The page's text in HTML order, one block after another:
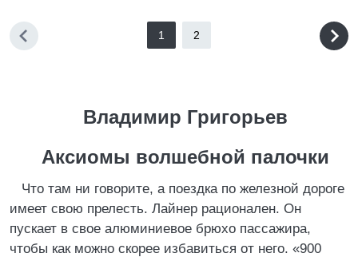
1 2
Владимир Григорьев
Аксиомы волшебной палочки
Что там ни говорите, а поездка по железной дороге
имеет свою прелесть. Лайнер рационален. Он
пускает в свое алюминиевое брюхо пассажира,
чтобы как можно скорее избавиться от него. «900